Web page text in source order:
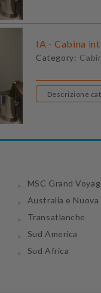
IA - Cabina
Category:
MSC Grand
Australia e Nuova
Transatlanche
Sud America
Sud Africa